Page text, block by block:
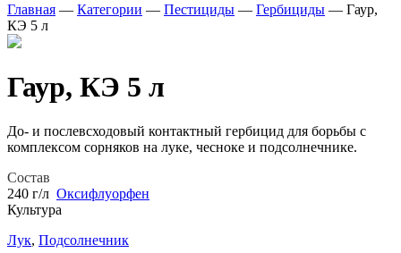
Главная — Категории — Пестициды — Гербициды — Гаур,
КЭ 5 л
Гаур, КЭ 5 л
До- и послевсходовый контактный гербицид для борьбы с
комплексом сорняков на луке, чесноке и подсолнечнике.
Состав
240 г/л Оксифлуорфен
Культура
Лук, Подсолнечник